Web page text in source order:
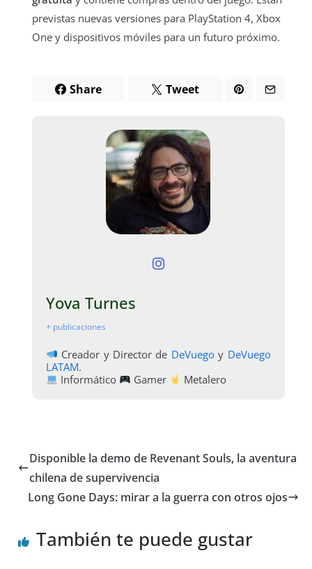
previstas nuevas versiones para PlayStation 4, Xbox
One y dispositivos móviles para un futuro próximo.
Share Tweet
Yova Turnes
+ publicaciones
Creador y Director de DeVuegoy DeVuego
LATAM.
Informático
Gamer Metalero
Disponible la demo de Revenant Souls, la aventura
chilena de supervivencia
Long Gone Days: mirar a la guerra con otros ojos
También te puede gustar